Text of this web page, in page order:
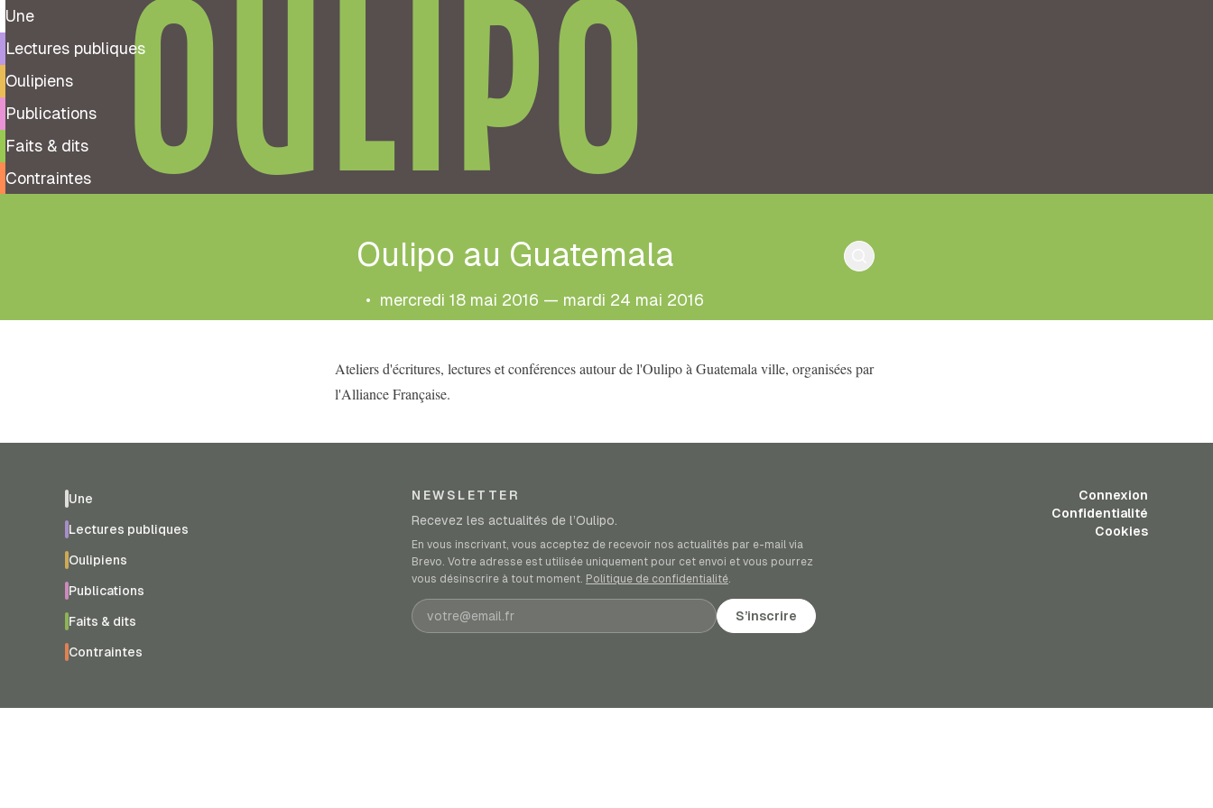
Une
Lectures publiques
Oulipiens
Publications
Faits & dits
Contraintes
OULIPO
Oulipo au Guatemala
• mercredi 18 mai 2016 — mardi 24 mai 2016
Ateliers d'écritures, lectures et conférences autour de l'Oulipo à Guatemala ville, organisées par
l'Alliance Française.
Une
Lectures publiques
Oulipiens
Publications
Faits & dits
Contraintes
NEWSLETTER
Recevez les actualités de l’Oulipo.
En vous inscrivant, vous acceptez de recevoir nos actualités par e-mail via
Brevo. Votre adresse est utilisée uniquement pour cet envoi et vous pourrez
vous désinscrire à tout moment. Politique de confidentialité.
Adresse e-mail S’inscrire
Connexion
Confidentialité
Cookies